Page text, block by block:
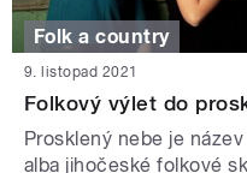
Folk a country
9. listopad 2021
Folkový výlet do
Prosklený nebe je
alba jihočeské folkové